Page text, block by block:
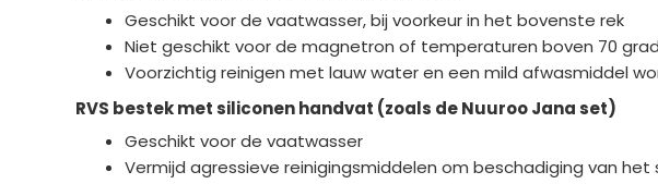
Geschikt voor de vaatwasser, bij voorkeur in het bovenste rek
Niet geschikt voor de magnetron of temperaturen boven 70
Voorzichtig reinigen met lauw water en een mild afwasmiddel
RVS bestek met siliconen handvat (zoals de Nuuroo Jana set)
Geschikt voor de vaatwasser
Vermijd agressieve reinigingsmiddelen om beschadiging van